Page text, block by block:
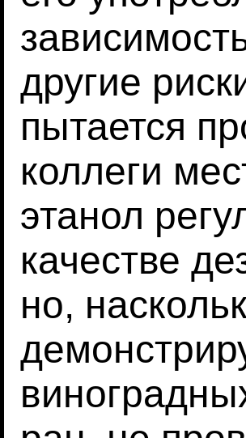
другие
пытается
коллеги
этанол
качестве
но,